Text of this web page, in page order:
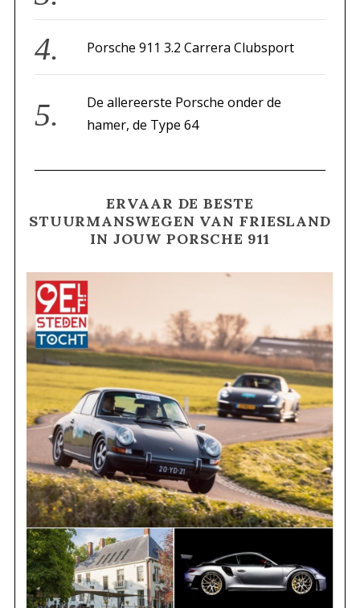
Porsche 911 3.2 Carrera Clubsport
De allereerste Porsche onder de
hamer, de Type 64
ERVAAR DE BESTE
STUURMANSWEGEN VAN FRIESLAND
IN JOUW PORSCHE 911